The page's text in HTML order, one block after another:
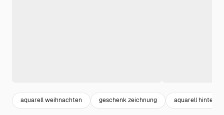
aquarell weihnachten geschenk zeichnung aquarell